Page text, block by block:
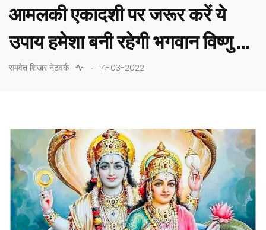
आमलकी एकादशी पर जरूर करें ये
उपाय हमेशा बनी रहेगी भगवान विष्णु की
कृपा
समवेत शिखर नेटवर्क . 14-03-2022